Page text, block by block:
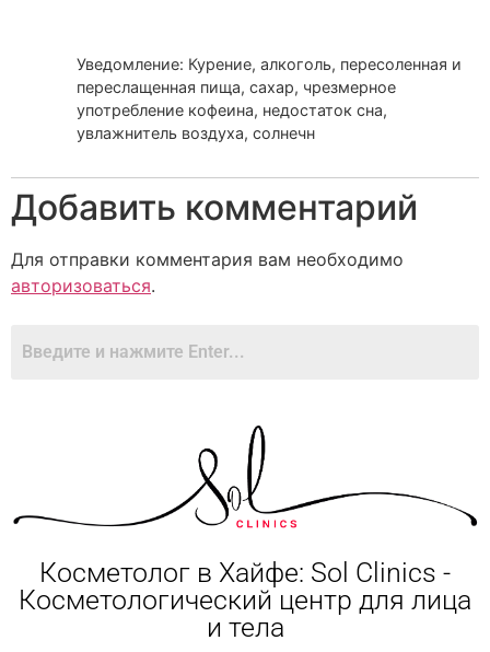
Уведомление: Курение, алкоголь, пересоленная и
переслащенная пища, сахар, чрезмерное
употребление кофеина, недостаток сна,
увлажнитель воздуха, солнечн
Добавить комментарий
Для отправки комментария вам необходимо
авторизоваться.
Косметолог в Хайфе: Sol Clinics -
Косметологический центр для лица
и тела